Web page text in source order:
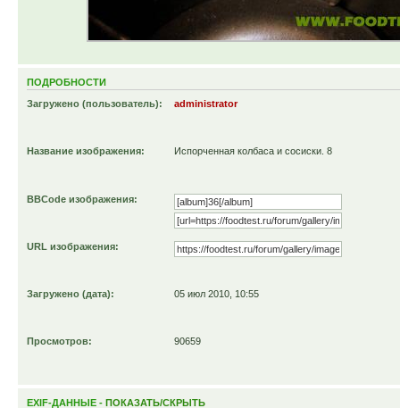
ПОДРОБНОСТИ
Загружено (пользователь): administrator
Название изображения: Испорченная колбаса и сосиски. 8
BBCode изображения:
URL изображения:
Загружено (дата): 05 июл 2010, 10:55
Просмотров: 90659
EXIF-ДАННЫЕ - ПОКАЗАТЬ/СКРЫТЬ